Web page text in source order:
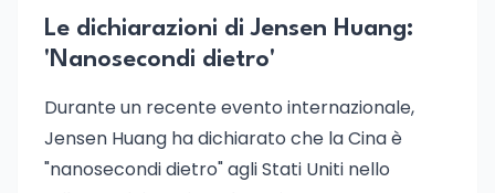
Le dichiarazioni di Jensen Huang:
'Nanosecondi dietro'
Durante un recente evento internazionale,
Jensen Huang ha dichiarato che la Cina è
"nanosecondi dietro" agli Stati Uniti nello